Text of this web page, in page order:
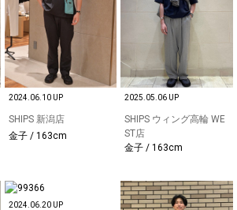
2024.06.10 UP
SHIPS 新潟店
金子 / 163cm
2025.05.06 UP
SHIPS ウィング高輪 WE
ST店
金子 / 163cm
2024.06.20 UP